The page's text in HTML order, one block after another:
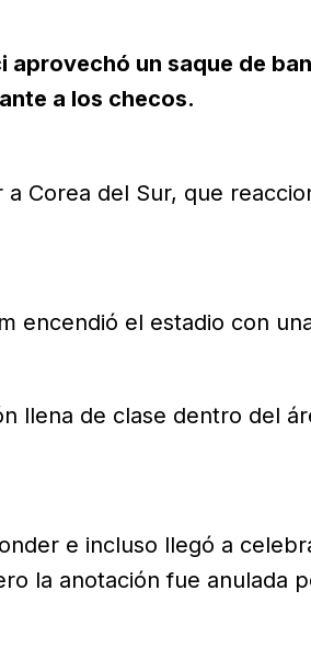
aprovechó un saque de
a los checos.
a Corea del Sur, que
encendió el estadio con
llena de clase dentro del
e incluso llegó a
la anotación fue anulada